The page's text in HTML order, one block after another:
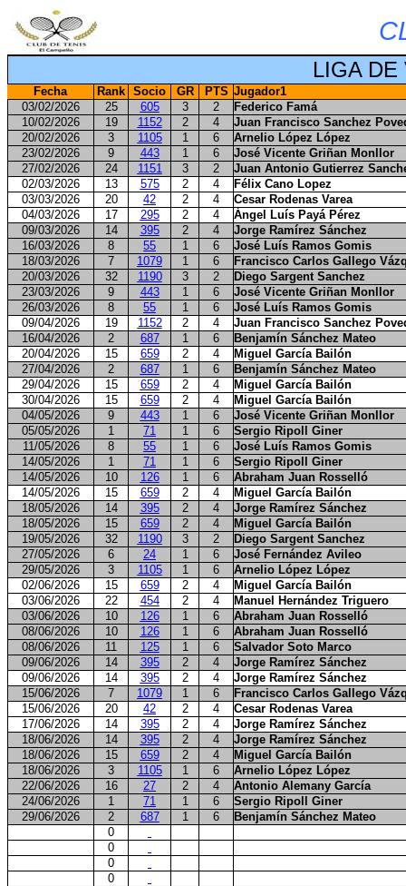
LIGA DE
Fecha Rank Socio GR PTS Jugador1
03/02/2026
25 605 3 2
Federico Famá
10/02/2026
19 1152 2 4
Juan Francisco Sanchez
20/02/2026
3 1105 1 6
Arnelio López López
23/02/2026
9 443 1 6
José Vicente Griñan Monllor
27/02/2026
24 1151 3 2
Juan Antonio Gutierrez
02/03/2026
13 575 2 4
Félix Cano Lopez
03/03/2026
20 42 2 4
Cesar Rodenas Varea
04/03/2026
17 295 2 4
Ángel Luís Payá Pérez
09/03/2026
14 395 2 4
Jorge Ramírez Sánchez
16/03/2026
8 55 1 6
José Luís Ramos Gomis
18/03/2026
7 1079 1 6
Francisco Carlos Gallego
20/03/2026
32 1190 3 2
Diego Sargent Sanchez
23/03/2026
9 443 1 6
José Vicente Griñan Monllor
26/03/2026
8 55 1 6
José Luís Ramos Gomis
09/04/2026
19 1152 2 4
Juan Francisco Sanchez
16/04/2026
2 687 1 6
Benjamín Sánchez Mateo
20/04/2026
15 659 2 4
Miguel García Bailón
27/04/2026
2 687 1 6
Benjamín Sánchez Mateo
29/04/2026
15 659 2 4
Miguel García Bailón
30/04/2026
15 659 2 4
Miguel García Bailón
04/05/2026
9 443 1 6
José Vicente Griñan Monllor
05/05/2026
1 71 1 6
Sergio Ripoll Giner
11/05/2026
8 55 1 6
José Luís Ramos Gomis
14/05/2026
1 71 1 6
Sergio Ripoll Giner
14/05/2026
10 126 1 6
Abraham Juan Rosselló
14/05/2026
15 659 2 4
Miguel García Bailón
18/05/2026
14 395 2 4
Jorge Ramírez Sánchez
18/05/2026
15 659 2 4
Miguel García Bailón
19/05/2026
32 1190 3 2
Diego Sargent Sanchez
27/05/2026
6 24 1 6
José Fernández Avileo
29/05/2026
3 1105 1 6
Arnelio López López
02/06/2026
15 659 2 4
Miguel García Bailón
03/06/2026
22 454 2 4
Manuel Hernández Triguero
03/06/2026
10 126 1 6
Abraham Juan Rosselló
08/06/2026
10 126 1 6
Abraham Juan Rosselló
08/06/2026
11 125 1 6
Salvador Soto Marco
09/06/2026
14 395 2 4
Jorge Ramírez Sánchez
09/06/2026
14 395 2 4
Jorge Ramírez Sánchez
15/06/2026
7 1079 1 6
Francisco Carlos Gallego
15/06/2026
20 42 2 4
Cesar Rodenas Varea
17/06/2026
14 395 2 4
Jorge Ramírez Sánchez
18/06/2026
14 395 2 4
Jorge Ramírez Sánchez
18/06/2026
15 659 2 4
Miguel García Bailón
18/06/2026
3 1105 1 6
Arnelio López López
22/06/2026
16 27 2 4
Antonio Alemany García
24/06/2026
1 71 1 6
Sergio Ripoll Giner
29/06/2026
2 687 1 6
Benjamín Sánchez Mateo
0
0
0
0